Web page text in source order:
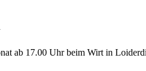
ab 17.00 Uhr beim Wirt in